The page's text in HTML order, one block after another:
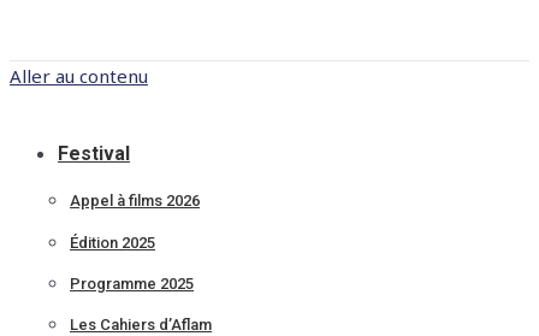
Aller au contenu
Festival
Appel à films 2026
Édition 2025
Programme 2025
Les Cahiers d’Aflam